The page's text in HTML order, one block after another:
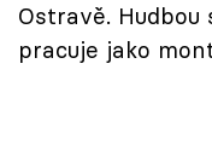
Těhotnej kuchař
Ostravě. Hudbou
pracuje jako